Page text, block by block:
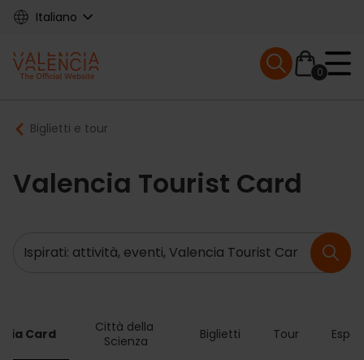
Skip
content
Italiano
Main
navigation
0
Mobile menu
Breadcrumb
Biglietti e tour
Valencia Tourist Card
Ricerca
Card
Città della
Scienza
Biglietti Tour